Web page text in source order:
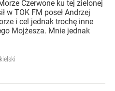
Czerwone ku tej zielonej
w TOK FM poseł Andrzej
i cel jednak trochę inne
Mojżesza. Mnie jednak